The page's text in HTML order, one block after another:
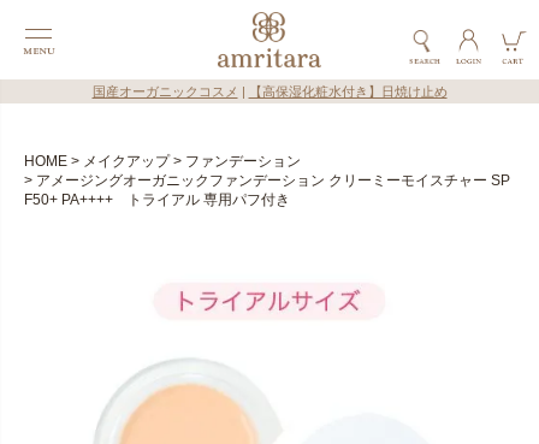
国産オーガニックコスメ 【高保湿化粧水付き】日焼け止め
HOME メイクアップ
ファンデーション
アメージングオーガニックファンデーション クリーミーモイスチャー SP
F50+ PA++++ トライアル 専用パフ付き